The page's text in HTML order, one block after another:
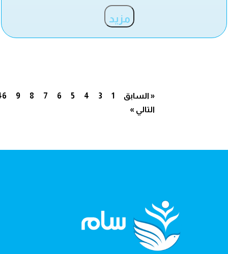
مزيد
« السابق 1
3
4
5
6
7
8
9
التالي »